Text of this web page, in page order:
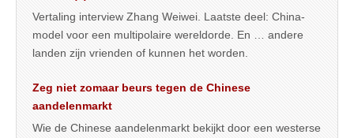
Vertaling interview Zhang Weiwei. Laatste deel: China-
model voor een multipolaire wereldorde. En … andere
landen zijn vrienden of kunnen het worden.
Zeg niet zomaar beurs tegen de Chinese
aandelenmarkt
Wie de Chinese aandelenmarkt bekijkt door een westerse